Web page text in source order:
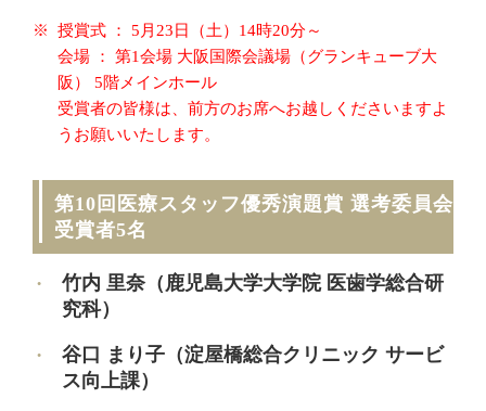
授賞式 ： 5月23日（土）14時20分～
会場 ： 第1会場 大阪国際会議場（グランキューブ大
阪） 5階メインホール
受賞者の皆様は、前方のお席へお越しくださいますよ
うお願いいたします。
第10回医療スタッフ優秀演題賞 選考委員会
受賞者5名
竹内 里奈（鹿児島大学大学院 医歯学総合研
究科）
谷口 まり子（淀屋橋総合クリニック サービ
ス向上課）